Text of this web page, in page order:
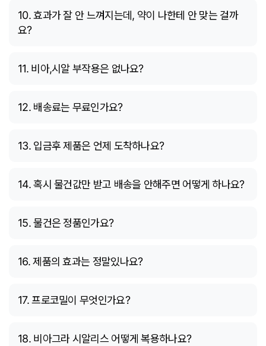
10. 효과가 잘 안 느껴지는데, 약이 나한테 안 맞는 걸까
요?
11. 비아,시알 부작용은 없나요?
12. 배송료는 무료인가요?
13. 입금후 제품은 언제 도착하나요?
14. 혹시 물건값만 받고 배송을 안해주면 어떻게 하나요?
15. 물건은 정품인가요?
16. 제품의 효과는 정말있나요?
17. 프로코밀이 무엇인가요?
18. 비아그라 시알리스 어떻게 복용하나요?